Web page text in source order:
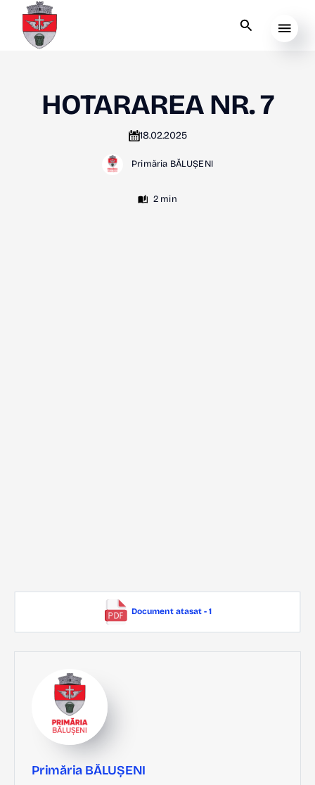
HOTARAREA NR. 7
18.02.2025
Primăria BĂLUȘENI
2 min
Document atasat - 1
Primăria BĂLUȘENI